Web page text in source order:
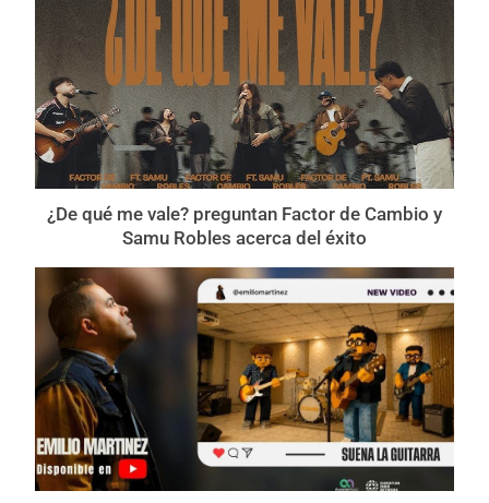
¿De qué me vale? preguntan Factor de Cambio y
Samu Robles acerca del éxito